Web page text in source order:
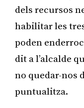
dels recursos
habilitar les
poden
dit a l’alcalde
no quedar-nos
puntualitza.